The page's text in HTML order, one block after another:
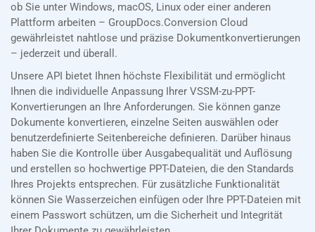
ob Sie unter Windows, macOS, Linux oder einer anderen
Plattform arbeiten – GroupDocs.Conversion Cloud
gewährleistet nahtlose und präzise Dokumentkonvertierungen
– jederzeit und überall.
Unsere API bietet Ihnen höchste Flexibilität und ermöglicht
Ihnen die individuelle Anpassung Ihrer VSSM-zu-PPT-
Konvertierungen an Ihre Anforderungen. Sie können ganze
Dokumente konvertieren, einzelne Seiten auswählen oder
benutzerdefinierte Seitenbereiche definieren. Darüber hinaus
haben Sie die Kontrolle über Ausgabequalität und Auflösung
und erstellen so hochwertige PPT-Dateien, die den Standards
Ihres Projekts entsprechen. Für zusätzliche Funktionalität
können Sie Wasserzeichen einfügen oder Ihre PPT-Dateien mit
einem Passwort schützen, um die Sicherheit und Integrität